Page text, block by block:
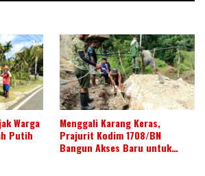
Warga
Putih
Menggali Karang Keras,
Prajurit Kodim 1708/BN
Bangun Akses Baru untuk